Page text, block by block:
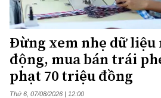
Đừng xem nhẹ dữ liệu
động, mua bán trái
phạt 70 triệu đồng
Thứ 6, 07/08/2026 | 12:00